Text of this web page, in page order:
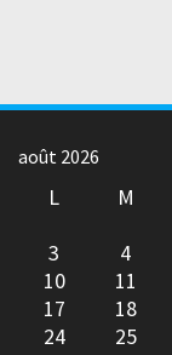
août 2026
L M
3
4
10
11
17
18
24
25